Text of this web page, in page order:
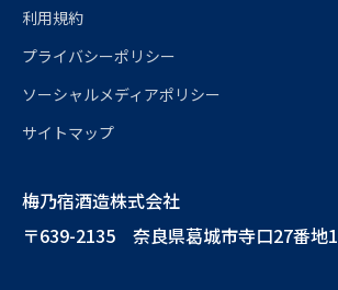
利用規約
プライバシーポリシー
ソーシャルメディアポリシー
サイトマップ
梅乃宿酒造株式会社
〒639-2135 奈良県葛城市寺口27番地1